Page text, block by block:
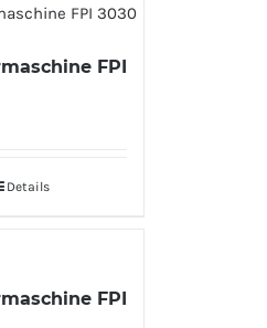
FPI
Details
FPI